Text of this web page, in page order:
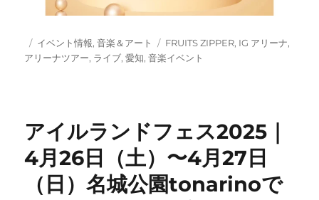
投
稿
カ
テ
イベント情報,音楽＆アート
タ
グ
FRUITS ZIPPER, IG アリーナ,
アリーナツアー, ライブ,愛知,音楽イベント
アイルランドフェス2025｜
4月26日（土）〜4月27日
（日）名城公園tonarinoで